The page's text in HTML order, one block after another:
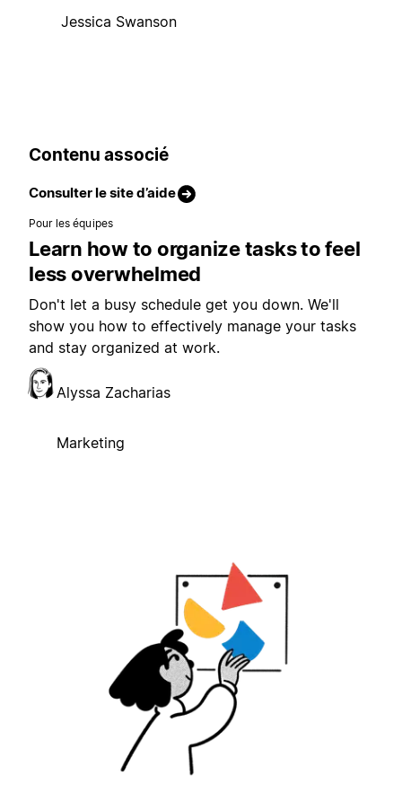
Jessica Swanson
Contenu associé
Consulter le site d’aide
Pour les équipes
Learn how to organize tasks to feel
less overwhelmed
Don't let a busy schedule get you down. We'll
show you how to effectively manage your tasks
and stay organized at work.
Alyssa Zacharias
Marketing